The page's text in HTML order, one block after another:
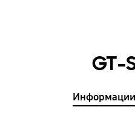
GT-
Информации